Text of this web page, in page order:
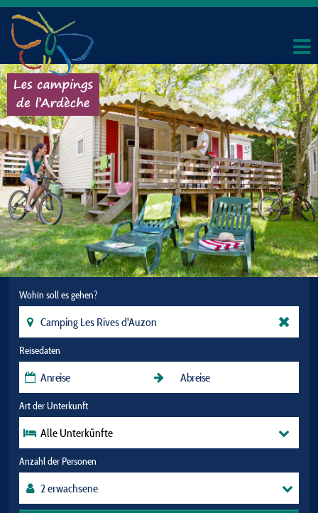
Wohin soll es gehen?
Reisedaten
Art der Unterkunft
Alle Unterkünfte
Anzahl der Personen